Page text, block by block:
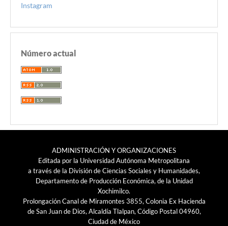
Instagram
Número actual
ADMINISTRACIÓN Y ORGANIZACIONES
Editada por la Universidad Autónoma Metropolitana
a través de la División de Ciencias Sociales y Humanidades,
Departamento de Producción Económica, de la Unidad
Xochimilco.
Prolongación Canal de Miramontes 3855, Colonia Ex Hacienda
de San Juan de Dios, Alcaldía Tlalpan, Código Postal 04960,
Ciudad de México